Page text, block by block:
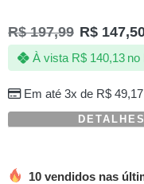
R$197,99 R$
Em até 3x de R$49,17
À vista R$140,13 no
10 vendidos nas